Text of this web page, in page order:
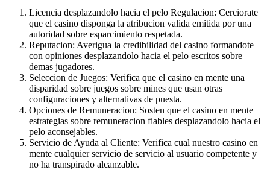
Licencia desplazandolo hacia el pelo Regulacion: Cerciorate
que el casino disponga la atribucion valida emitida por una
autoridad sobre esparcimiento respetada.
Reputacion: Averigua la credibilidad del casino formandote
con opiniones desplazandolo hacia el pelo escritos sobre
demas jugadores.
Seleccion de Juegos: Verifica que el casino en mente una
disparidad sobre juegos sobre mines que usan otras
configuraciones y alternativas de puesta.
Opciones de Remuneracion: Sosten que el casino en mente
estrategias sobre remuneracion fiables desplazandolo hacia el
pelo aconsejables.
Servicio de Ayuda al Cliente: Verifica cual nuestro casino en
mente cualquier servicio de servicio al usuario competente y
no ha transpirado alcanzable.